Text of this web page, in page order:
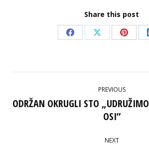
Share this post
Share
Facebook
Share
X
Share
NAVIGATION
PREVIOUS
Previous
post:
ODRŽAN OKRUGLI STO
OSI”
NEXT